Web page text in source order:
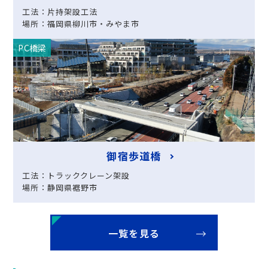
工法：片持架設工法
場所：福岡県柳川市・みやま市
PC橋梁
御宿歩道橋
工法：トラッククレーン架設
場所：静岡県裾野市
一覧を見る